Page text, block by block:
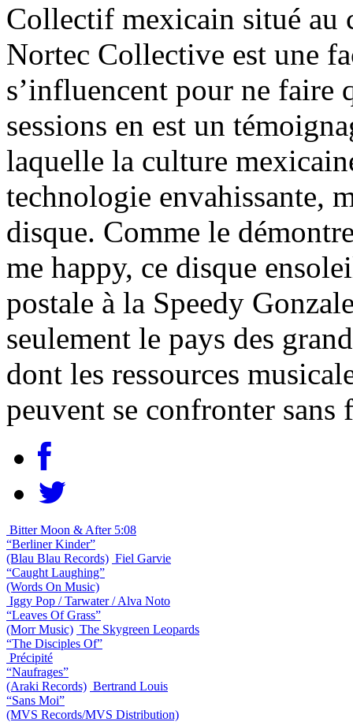
Collectif mexicain situé au
Nortec Collective est une
s’influencent pour ne faire
sessions en est un
laquelle la culture
technologie envahissante,
disque. Comme le
me happy, ce disque
postale à la Speedy
seulement le pays des
dont les ressources
peuvent se confronter
Bitter Moon & After 5:08
“Berliner Kinder”
(Blau Blau Records) Fiel Garvie
“Caught Laughing”
(Words On Music)
Iggy Pop / Tarwater / Alva Noto
“Leaves Of Grass”
(Morr Music) The Skygreen Leopards
“The Disciples Of”
Précipité
“Naufrages”
(Araki Records) Bertrand Louis
“Sans Moi”
(MVS Records/MVS Distribution)